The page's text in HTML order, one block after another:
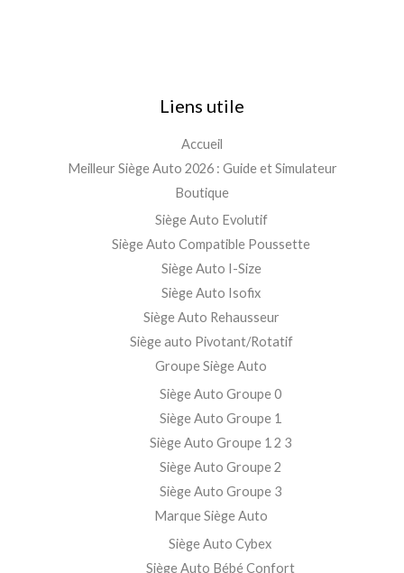
Liens utile
Accueil
Meilleur Siège Auto 2026 : Guide et Simulateur
Boutique
Siège Auto Evolutif
Siège Auto Compatible Poussette
Siège Auto I-Size
Siège Auto Isofix
Siège Auto Rehausseur
Siège auto Pivotant/Rotatif
Groupe Siège Auto
Siège Auto Groupe 0
Siège Auto Groupe 1
Siège Auto Groupe 1 2 3
Siège Auto Groupe 2
Siège Auto Groupe 3
Marque Siège Auto
Siège Auto Cybex
Siège Auto Bébé Confort